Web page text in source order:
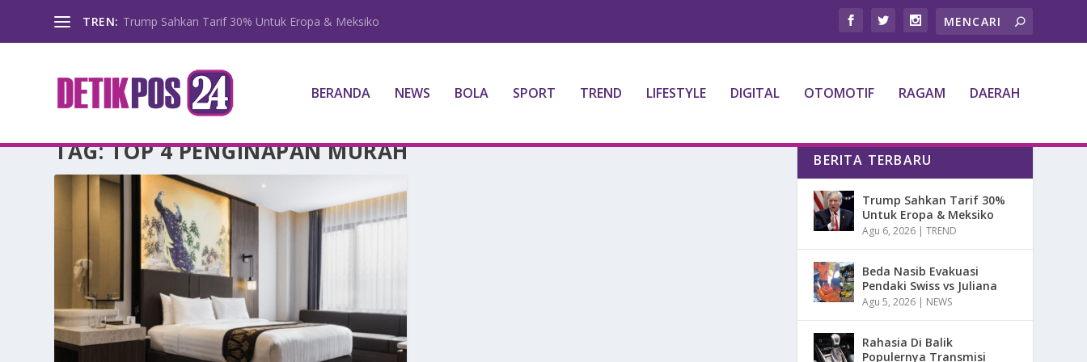
TREN: Trump Sahkan Tarif 30% Untuk Eropa & Meksiko
BERANDA NEWS BOLA SPORT TREND LIFESTYLE DIGITAL OTOMOTIF RAGAM DAERAH
TAG:TOP 4 PENGINAPAN MURAH BERITA TERBARU
Trump Sahkan Tarif 30%
Untuk Eropa & Meksiko
Agu 6, 2026 |TREND
Beda Nasib Evakuasi
Pendaki Swiss vs Juliana
Agu 5, 2026 | NEWS
Rahasia Di Balik
Populernya Transmisi